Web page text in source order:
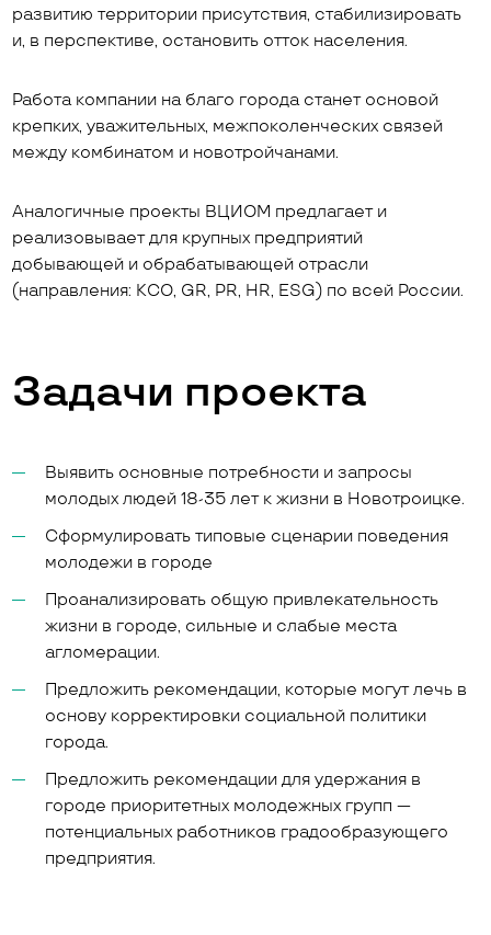
развитию территории присутствия, стабилизировать
и, в перспективе, остановить отток населения.
Работа компании на благо города станет основой
крепких, уважительных, межпоколенческих связей
между комбинатом и новотройчанами.
Аналогичные проекты ВЦИОМ предлагает и
реализовывает для крупных предприятий
добывающей и обрабатывающей отрасли
(направления: КСО, GR, PR, HR, ESG) по всей России.
Задачи проекта
Выявить основные потребности и запросы
молодых людей 18-35 лет к жизни в Новотроицке.
Сформулировать типовые сценарии поведения
молодежи в городе
Проанализировать общую привлекательность
жизни в городе, сильные и слабые места
агломерации.
Предложить рекомендации, которые могут лечь в
основу корректировки социальной политики
города.
Предложить рекомендации для удержания в
городе приоритетных молодежных групп —
потенциальных работников градообразующего
предприятия.